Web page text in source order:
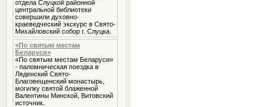
отдела Слуцкой районной
центральной библиотеки
совершили духовно-
краеведческий экскурс в Свято-
Михайловский собор г. Слуцка.
«По святым местам
Беларуси»
«По святым местам Беларуси»
- паломническая поездка в
Ляденский Свято-
Благовещенский монастырь,
могилку святой блаженной
Валентины Минской, Витовский
источник.